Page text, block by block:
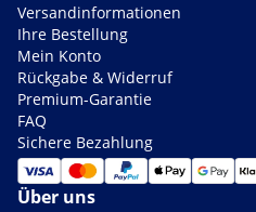
Versandinformationen
Ihre Bestellung
Mein Konto
Rückgabe & Widerruf
Premium-Garantie
FAQ
Sichere Bezahlung
Über uns